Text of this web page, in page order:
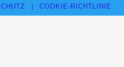
COOKIE-RICHTLINIE